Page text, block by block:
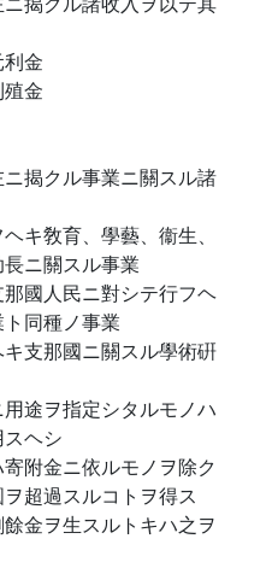
金
金
揭クル事業ニ關スル諸
キ敎育、學藝、衞生、
ニ關スル事業
國人民ニ對シテ行フヘ
同種ノ事業
支那國ニ關スル學術硏
途ヲ指定シタルモノハ
ヘシ
附金ニ依ルモノヲ除ク
超過スルコトヲ得ス
金ヲ生スルトキハ之ヲ